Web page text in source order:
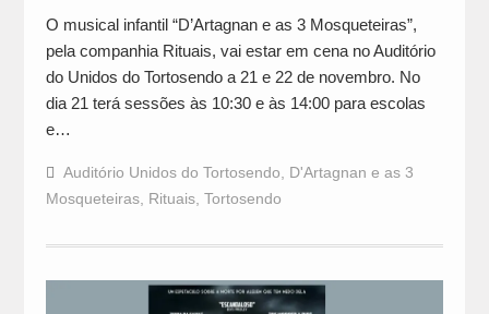
O musical infantil “D’Artagnan e as 3 Mosqueteiras”,
pela companhia Rituais, vai estar em cena no Auditório
do Unidos do Tortosendo a 21 e 22 de novembro. No
dia 21 terá sessões às 10:30 e às 14:00 para escolas
e…
Auditório Unidos do Tortosendo
D'Artagnan e as 3
Mosqueteiras, Rituais, Tortosendo